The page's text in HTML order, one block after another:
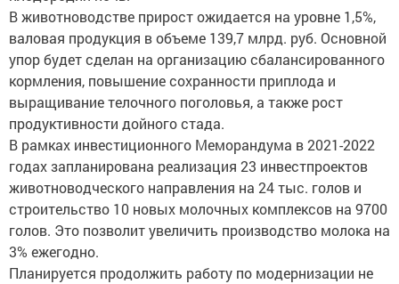
В животноводстве прирост ожидается на уровне 1,5%,
валовая продукция в объеме 139,7 млрд. руб. Основной
упор будет сделан на организацию сбалансированного
кормления, повышение сохранности приплода и
выращивание телочного поголовья, а также рост
продуктивности дойного стада.
В рамках инвестиционного Меморандума в 2021-2022
годах запланирована реализация 23 инвестпроектов
животноводческого направления на 24 тыс. голов и
строительство 10 новых молочных комплексов на 9700
голов. Это позволит увеличить производство молока на
3% ежегодно.
Планируется продолжить работу по модернизации не